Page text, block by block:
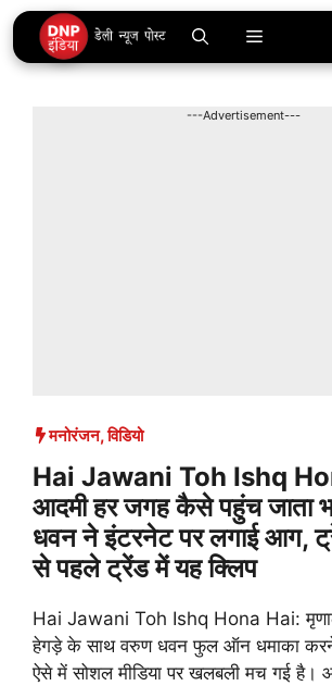
Skip
to
content
Menu
---Advertisement---
मनोरंजन,विडियो
Hai Jawani Toh Ishq
आदमी हर जगह कैसे पहुंच जाता
धवन ने इंटरनेट पर लगाई आग,
से पहले ट्रेंड में यह क्लिप
Hai Jawani Toh Ishq Hona Hai:
हेगड़े के साथ वरुण धवन फुल ऑन धमाका करने
ऐसे में सोशल मीडिया पर खलबली मच गई है।